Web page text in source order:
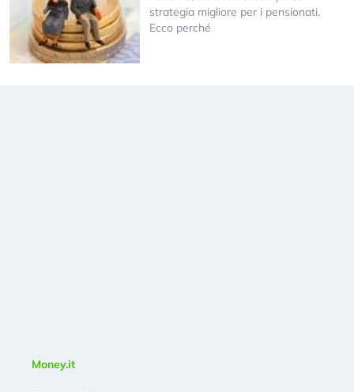
strategia migliore per i pensionati.
Ecco perché
Money.it